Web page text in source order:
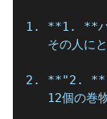
1. **1. **パ
その人に
2. **"2. **
12個の巻